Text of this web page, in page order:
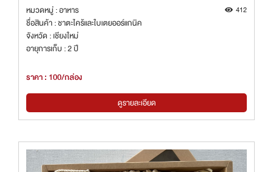
หมวดหมู่ : อาหาร 412
ชื่อสินค้า : ชาตะไคร้และใบเตยออร์แกนิค
จังหวัด : เชียงใหม่
อายุการเก็บ : 2 ปี
ราคา : 100/กล่อง
ดูรายละเอียด